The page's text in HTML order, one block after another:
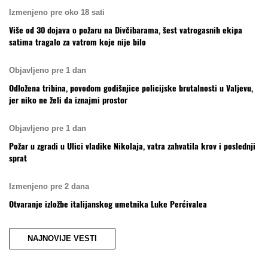
Izmenjeno pre oko 18 sati
Više od 30 dojava o požaru na Divčibarama, šest vatrogasnih ekipa
satima tragalo za vatrom koje nije bilo
Objavljeno pre 1 dan
Odložena tribina, povodom godišnjice policijske brutalnosti u Valjevu,
jer niko ne želi da iznajmi prostor
Objavljeno pre 1 dan
Požar u zgradi u Ulici vladike Nikolaja, vatra zahvatila krov i poslednji
sprat
Izmenjeno pre 2 dana
Otvaranje izložbe italijanskog umetnika Luke Perćivalea
NAJNOVIJE VESTI